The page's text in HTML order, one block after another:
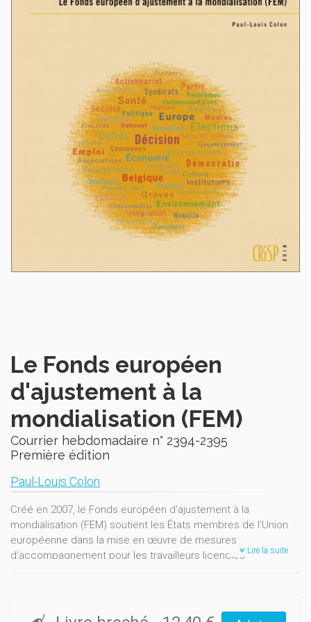
Le Fonds européen
d'ajustement à la
mondialisation (FEM)
Courrier hebdomadaire n° 2394-2395
Première édition
Paul-Louis Colon
Créé en 2007, le Fonds européen d'ajustement à la
mondialisation (FEM) soutient les États membres de l’Union
européenne dans la mise en œuvre de mesures
d’accompagnement pour les travailleurs licenciés
du fait de la crise financière et économique mondiale.
Lire la suite